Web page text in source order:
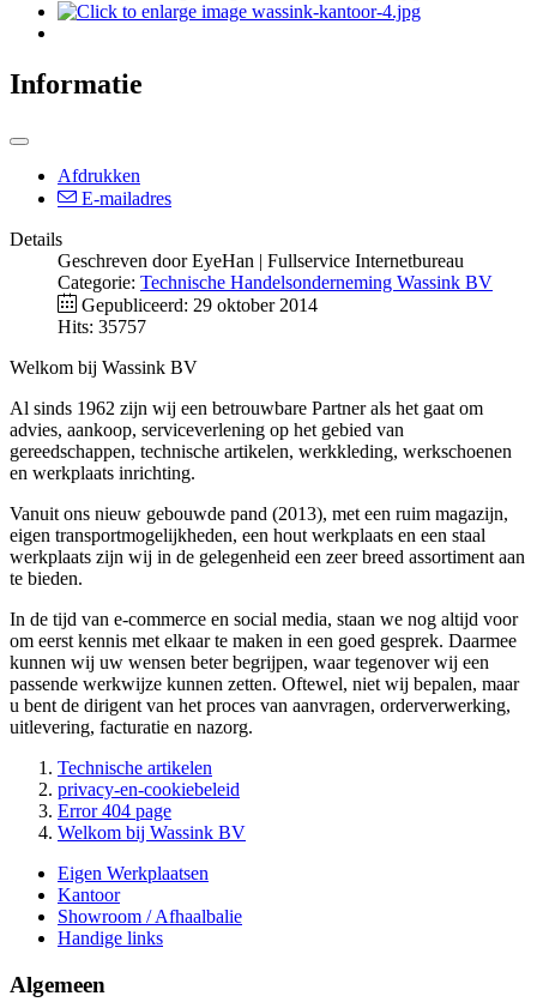
Informatie
Afdrukken
E-mailadres
Details
Geschreven doorEyeHan | Fullservice Internetbureau
Categorie: Technische Handelsonderneming Wassink BV
Gepubliceerd: 29 oktober 2014
Hits: 35757
Welkom bij Wassink BV
Al sinds 1962 zijn wij een betrouwbare Partner als het gaat om
advies, aankoop, serviceverlening op het gebied van
gereedschappen, technische artikelen, werkkleding, werkschoenen
en werkplaats inrichting.
Vanuit ons nieuw gebouwde pand (2013), met een ruim magazijn,
eigen transportmogelijkheden, een hout werkplaats en een staal
werkplaats zijn wij in de gelegenheid een zeer breed assortiment aan
te bieden.
In de tijd van e-commerce en social media, staan we nog altijd voor
om eerst kennis met elkaar te maken in een goed gesprek. Daarmee
kunnen wij uw wensen beter begrijpen, waar tegenover wij een
passende werkwijze kunnen zetten. Oftewel, niet wij bepalen, maar
u bent de dirigent van het proces van aanvragen, orderverwerking,
uitlevering, facturatie en nazorg.
Technische artikelen
privacy-en-cookiebeleid
Error 404 page
Welkom bij Wassink BV
Eigen Werkplaatsen
Kantoor
Showroom / Afhaalbalie
Handige links
Algemeen